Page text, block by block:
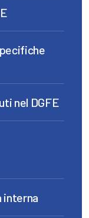
nel DGFE
interna